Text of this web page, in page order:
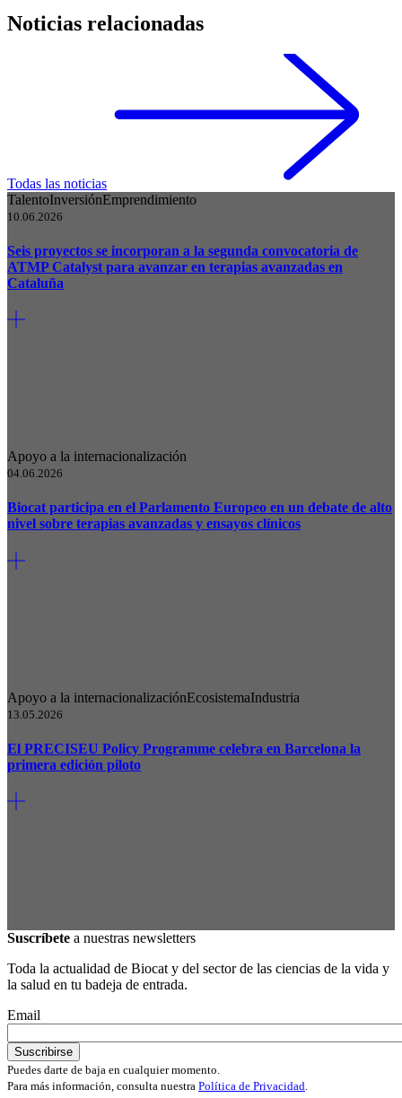
Noticias relacionadas
Todas las noticias
TalentoInversiónEmprendimiento
10.06.2026
Seis proyectos se incorporan a la segunda convocatoria de
ATMP Catalyst para avanzar en terapias avanzadas en
Cataluña
Apoyo a la internacionalización
04.06.2026
Biocat participa en el Parlamento Europeo en un debate de alto
nivel sobre terapias avanzadas y ensayos clínicos
Apoyo a la internacionalizaciónEcosistemaIndustria
13.05.2026
El PRECISEU Policy Programme celebra en Barcelona la
primera edición piloto
Suscríbete a nuestras newsletters
Toda la actualidad de Biocat y del sector de las ciencias de la vida y
la salud en tu badeja de entrada.
Email
Puedes darte de baja en cualquier momento.
Para más información, consulta nuestra Política de Privacidad.